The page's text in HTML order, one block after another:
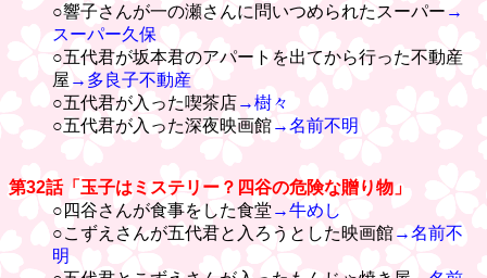
○響子さんが一の瀬さんに問いつめられたスーパー →
スーパー久保
○五代君が坂本君のアパートを出てから行った不動産
屋 →多良子不動産
○五代君が入った喫茶店→樹々
○五代君が入った深夜映画館→名前不明
第32話「玉子はミステリー？四谷の危険な贈り物」
○四谷さんが食事をした食堂 →牛めし
○こずえさんが五代君と入ろうとした映画館→名前不
明